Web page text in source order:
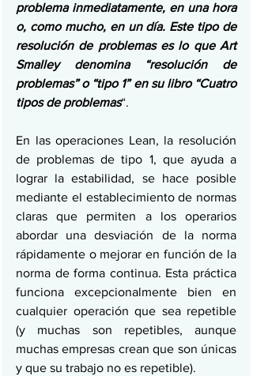
problema inmediatamente, en una hora
o, como mucho, en un día. Este tipo de
resolución de problemas es lo que Art
Smalley denomina “resolución de
problemas” o “tipo 1” en su libro “Cuatro
tipos de problemas“.
En las operaciones Lean, la resolución
de problemas de tipo 1, que ayuda a
lograr la estabilidad, se hace posible
mediante el establecimiento de normas
claras que permiten a los operarios
abordar una desviación de la norma
rápidamente o mejorar en función de la
norma de forma continua. Esta práctica
funciona excepcionalmente bien en
cualquier operación que sea repetible
(y muchas son repetibles, aunque
muchas empresas crean que son únicas
y que su trabajo no es repetible).